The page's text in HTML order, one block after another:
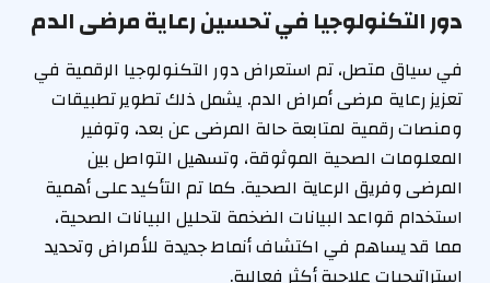
دور التكنولوجيا في تحسين رعاية مرضى الدم
في سياق متصل، تم استعراض دور التكنولوجيا الرقمية في
تعزيز رعاية مرضى أمراض الدم. يشمل ذلك تطوير تطبيقات
ومنصات رقمية لمتابعة حالة المرضى عن بعد، وتوفير
المعلومات الصحية الموثوقة، وتسهيل التواصل بين
المرضى وفريق الرعاية الصحية. كما تم التأكيد على أهمية
استخدام قواعد البيانات الضخمة لتحليل البيانات الصحية،
مما قد يساهم في اكتشاف أنماط جديدة للأمراض وتحديد
استراتيجيات علاجية أكثر فعالية.